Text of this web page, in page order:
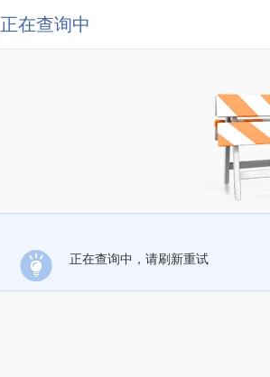
正在查询中
正在查询中，请刷新重试